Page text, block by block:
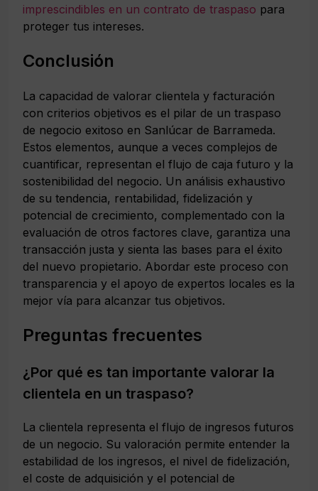
imprescindibles en un contrato de traspaso para
proteger tus intereses.
Conclusión
La capacidad de valorar clientela y facturación
con criterios objetivos es el pilar de un traspaso
de negocio exitoso en Sanlúcar de Barrameda.
Estos elementos, aunque a veces complejos de
cuantificar, representan el flujo de caja futuro y la
sostenibilidad del negocio. Un análisis exhaustivo
de su tendencia, rentabilidad, fidelización y
potencial de crecimiento, complementado con la
evaluación de otros factores clave, garantiza una
transacción justa y sienta las bases para el éxito
del nuevo propietario. Abordar este proceso con
transparencia y el apoyo de expertos locales es la
mejor vía para alcanzar tus objetivos.
Preguntas frecuentes
¿Por qué es tan importante valorar la
clientela en un traspaso?
La clientela representa el flujo de ingresos futuros
de un negocio. Su valoración permite entender la
estabilidad de los ingresos, el nivel de fidelización,
el coste de adquisición y el potencial de